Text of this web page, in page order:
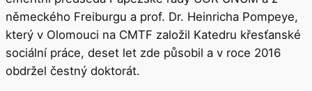
německého Freiburgu a prof. Dr. Heinricha Pompeye,
který v Olomouci na CMTF založil Katedru křesťanské
sociální práce, deset let zde působil a v roce 2016
obdržel čestný doktorát.